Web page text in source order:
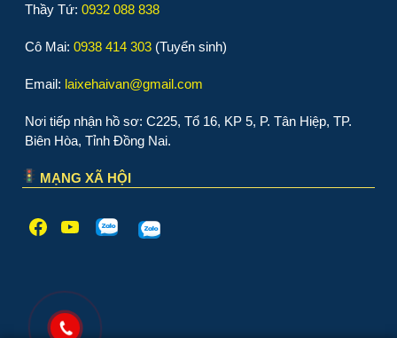
Thầy Tứ: 0932 088 838
Cô Mai: 0938 414 303 (Tuyển sinh)
Email: laixehaivan@gmail.com
Nơi tiếp nhận hồ sơ: C225, Tổ 16, KP 5, P. Tân Hiệp, TP.
Biên Hòa, Tỉnh Đồng Nai.
MẠNG XÃ HỘI
Facebook
YoutubeWordPressWordPress